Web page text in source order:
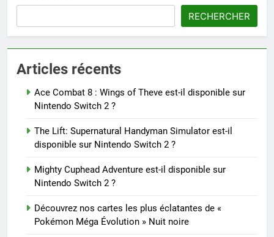
RECHERCHER
Articles récents
Ace Combat 8 : Wings of Theve est-il disponible sur
Nintendo Switch 2 ?
The Lift: Supernatural Handyman Simulator est-il
disponible sur Nintendo Switch 2 ?
Mighty Cuphead Adventure est-il disponible sur
Nintendo Switch 2 ?
Découvrez nos cartes les plus éclatantes de «
Pokémon Méga Évolution » Nuit noire